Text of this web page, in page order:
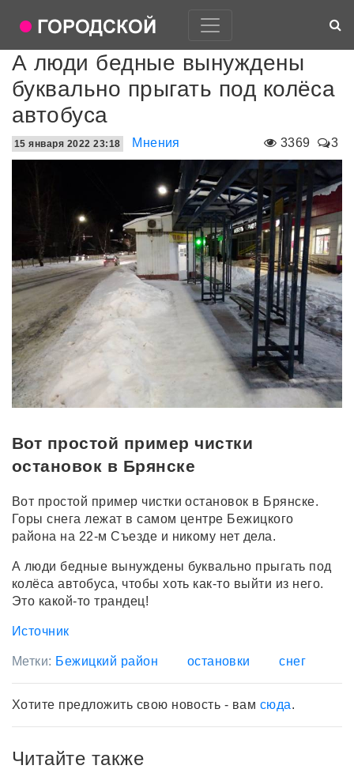
А люди бедные вынуждены
буквально прыгать под колёса
автобуса
3369 3
15 января 2022 23:18 Мнения
Вот простой пример чистки
остановок в Брянске
Вот простой пример чистки остановок в Брянске.
Горы снега лежат в самом центре Бежицкого
района на 22-м Съезде и никому нет дела.
А люди бедные вынуждены буквально прыгать под
колёса автобуса, чтобы хоть как-то выйти из него.
Это какой-то трандец!
Источник
Метки: Бежицкий район остановки снег
Хотите предложить свою новость - вам сюда.
Читайте также